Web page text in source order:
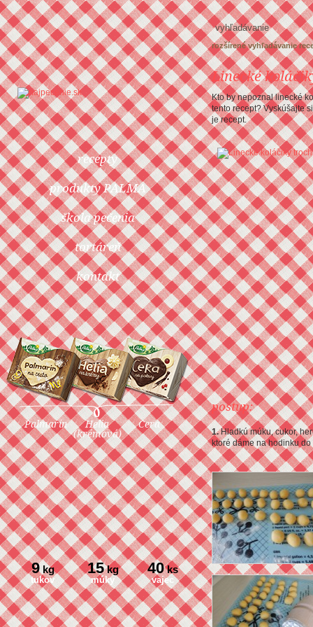
recepty
produkty PALMA
škola pečenia
tortáreň
kontakt
Palmarín Helia
(krémová)
Cera
9kg
tukov
15kg
múky
40ks
vajec
rozšírené vyhľadávanie
Linecké
Kto by nepoznal linecké
tento recept? Vyskúšajte
je recept.
postup:
1.Hladkú múku, cukor,
ktoré dáme na hodinku